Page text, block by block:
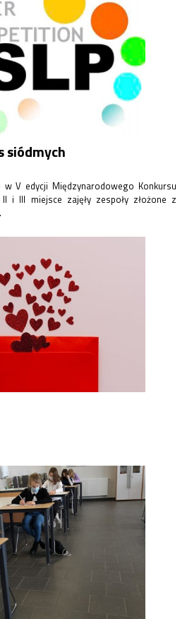
siódmych
V edycji Międzynarodowego Konkursu
II i III miejsce zajęły zespoły złożone z